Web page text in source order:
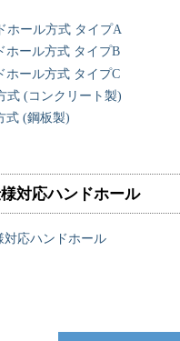
ホール方式 タイプA
ホール方式 タイプB
ホール方式 タイプC
式 (コンクリート製)
式 (鋼板製)
対応ハンドホール
対応ハンドホール